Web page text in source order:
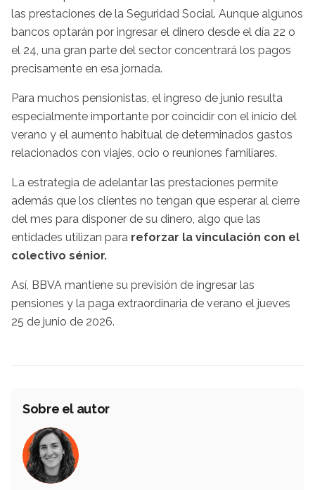
las prestaciones de la Seguridad Social. Aunque algunos
bancos optarán por ingresar el dinero desde el día 22 o
el 24, una gran parte del sector concentrará los pagos
precisamente en esa jornada.
Para muchos pensionistas, el ingreso de junio resulta
especialmente importante por coincidir con el inicio del
verano y el aumento habitual de determinados gastos
relacionados con viajes, ocio o reuniones familiares.
La estrategia de adelantar las prestaciones permite
además que los clientes no tengan que esperar al cierre
del mes para disponer de su dinero, algo que las
entidades utilizan para reforzar la vinculación con el
colectivo sénior.
Así, BBVA mantiene su previsión de ingresar las
pensiones y la paga extraordinaria de verano el jueves
25 de junio de 2026.
Sobre el autor